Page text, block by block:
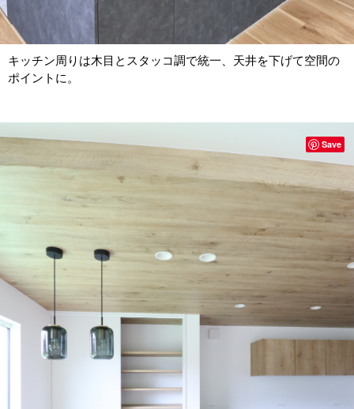
キッチン周りは木目とスタッコ調で統一、天井を下げて空間の
ポイントに。
Save